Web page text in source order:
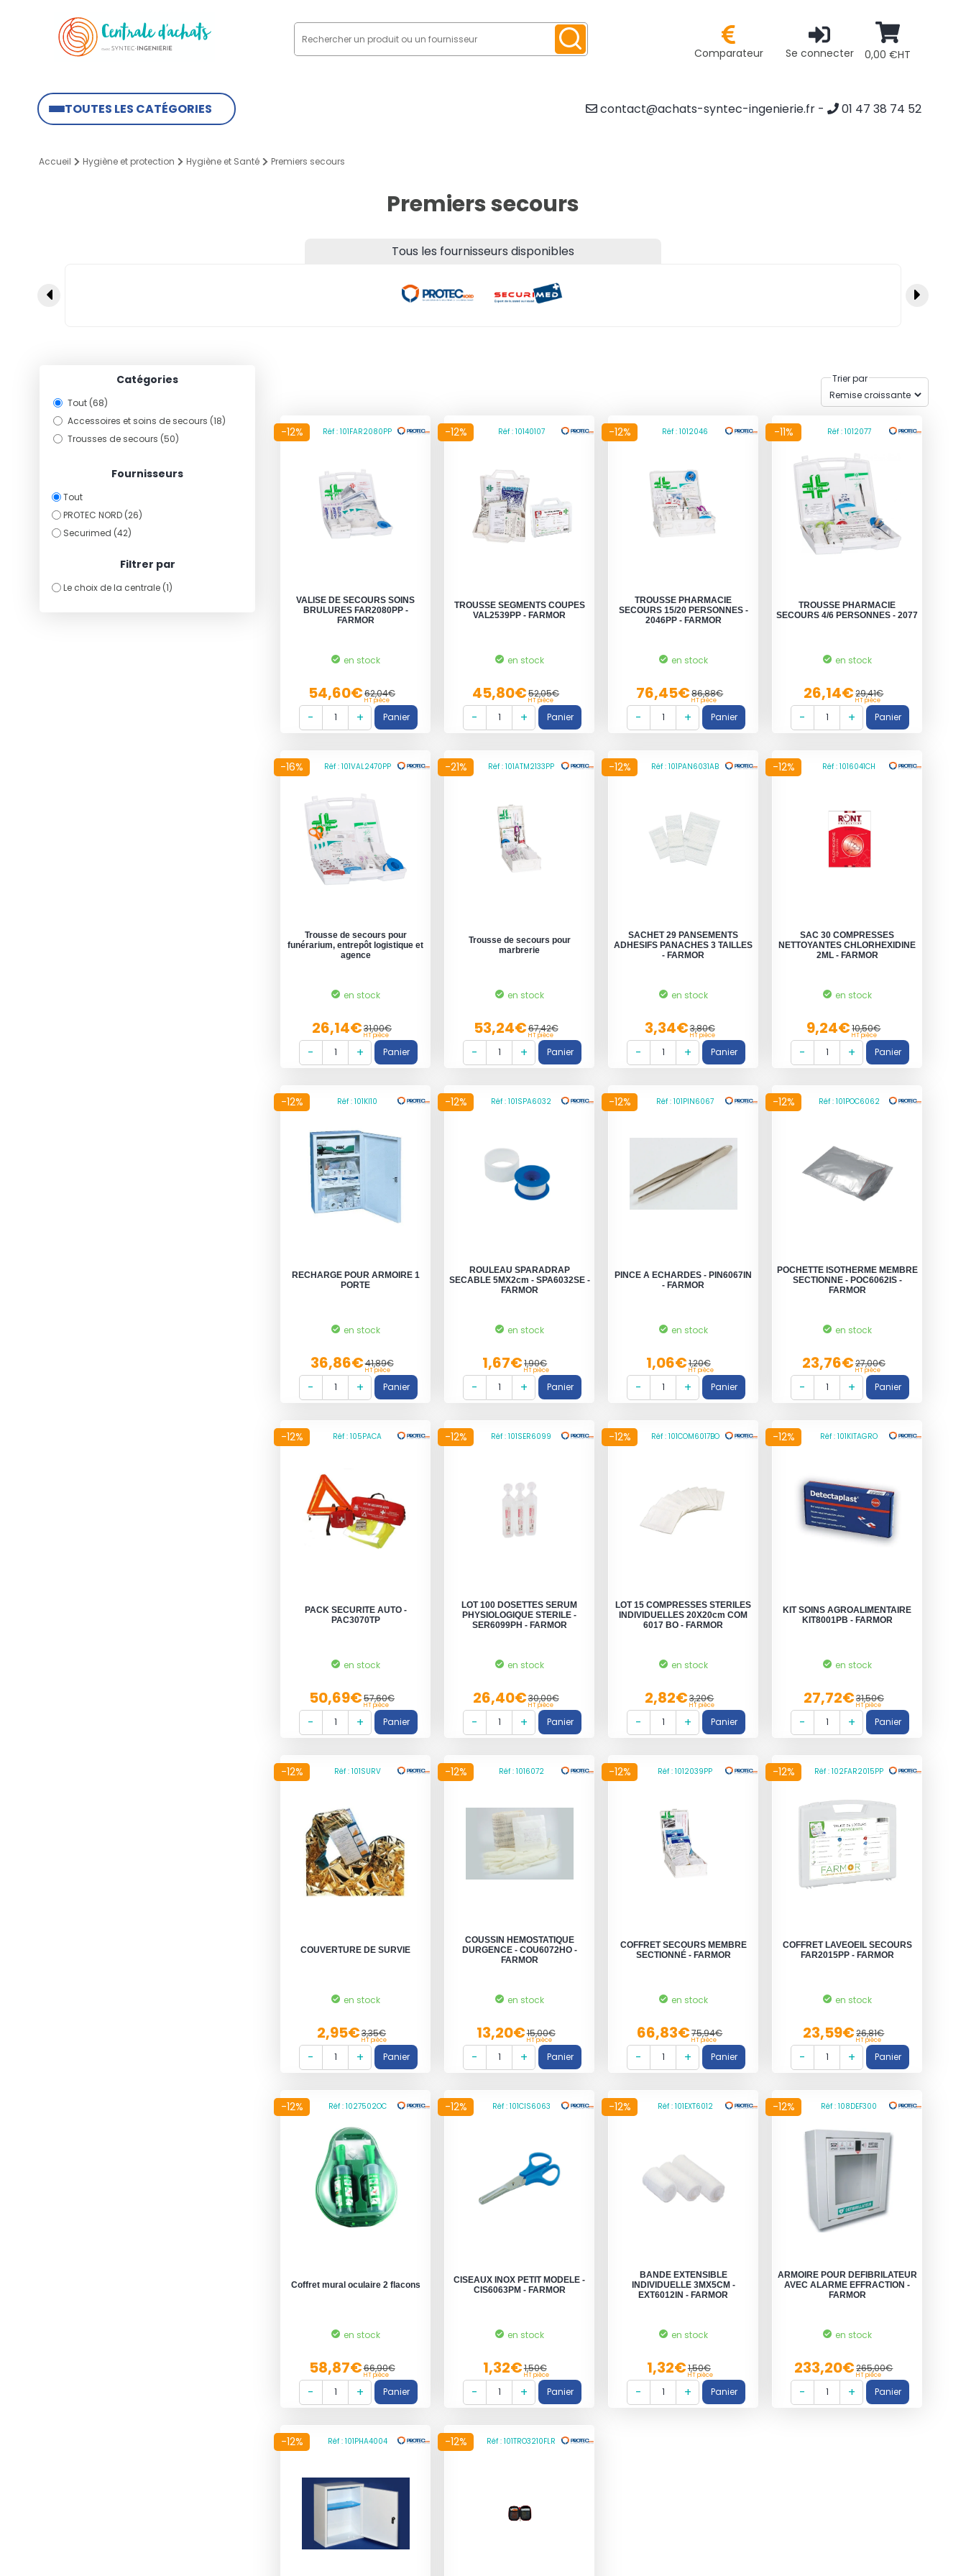
Comparateur Se connecter 0,00 €HT
TOUTES LES CATÉGORIES contact@achats-syntec-ingenierie.fr - 01 47 38 74 52
Accueil Hygiène et protection Hygiène et Santé Premiers secours
Premiers secours
Tous les fournisseurs disponibles
Catégories
Tout (68)
Accessoires et soins de secours (18)
Trousses de secours (50)
Fournisseurs
Tout
PROTEC NORD (26)
Securimed (42)
Filtrer par
Le choix de la centrale (1)
Trier par
-12% Réf : 101FAR2080PP
VALISE DE SECOURS SOINS
BRULURES FAR2080PP -
FARMOR
en stock
54,60€62,04€
HT pièce
-12% Réf : 10140107
TROUSSE SEGMENTS COUPES
VAL2539PP - FARMOR
en stock
45,80€52,05€
HT pièce
-12% Réf : 1012046
TROUSSE PHARMACIE
SECOURS 15/20 PERSONNES -
2046PP - FARMOR
en stock
76,45€86,88€
HT pièce
-11% Réf : 1012077
TROUSSE PHARMACIE
SECOURS 4/6 PERSONNES - 2077
en stock
26,14€29,41€
HT pièce
-16% Réf : 101VAL2470PP
Trousse de secours pour
funérarium, entrepôt logistique et
agence
en stock
26,14€31,00€
HT pièce
-21% Réf : 101ATM2133PP
Trousse de secours pour
marbrerie
en stock
53,24€67,42€
HT pièce
-12% Réf : 101PAN6031AB
SACHET 29 PANSEMENTS
ADHESIFS PANACHES 3 TAILLES
- FARMOR
en stock
3,34€3,80€
HT pièce
-12% Réf : 1016041CH
SAC 30 COMPRESSES
NETTOYANTES CHLORHEXIDINE
2ML - FARMOR
en stock
9,24€10,50€
HT pièce
-12% Réf : 101KI10
RECHARGE POUR ARMOIRE 1
PORTE
en stock
36,86€41,89€
HT pièce
-12% Réf : 101SPA6032
ROULEAU SPARADRAP
SECABLE 5MX2cm - SPA6032SE -
FARMOR
en stock
1,67€1,90€
HT pièce
-12% Réf : 101PIN6067
PINCE A ECHARDES - PIN6067IN
- FARMOR
en stock
1,06€1,20€
HT pièce
-12% Réf : 101POC6062
POCHETTE ISOTHERME MEMBRE
SECTIONNE - POC6062IS -
FARMOR
en stock
23,76€27,00€
HT pièce
-12% Réf : 105PACA
PACK SECURITE AUTO -
PAC3070TP
en stock
50,69€57,60€
HT pièce
-12% Réf : 101SER6099
LOT 100 DOSETTES SERUM
PHYSIOLOGIQUE STERILE -
SER6099PH - FARMOR
en stock
26,40€30,00€
HT pièce
-12% Réf : 101COM6017BO
LOT 15 COMPRESSES STERILES
INDIVIDUELLES 20X20cm COM
6017 BO - FARMOR
en stock
2,82€3,20€
HT pièce
-12% Réf : 101KITAGRO
KIT SOINS AGROALIMENTAIRE
KIT8001PB - FARMOR
en stock
27,72€31,50€
HT pièce
-12% Réf : 101SURV
COUVERTURE DE SURVIE
en stock
2,95€3,35€
HT pièce
-12% Réf : 1016072
COUSSIN HEMOSTATIQUE
DURGENCE - COU6072HO -
FARMOR
en stock
13,20€15,00€
HT pièce
-12% Réf : 1012039PP
COFFRET SECOURS MEMBRE
SECTIONNÉ - FARMOR
en stock
66,83€75,94€
HT pièce
-12% Réf : 102FAR2015PP
COFFRET LAVEOEIL SECOURS
FAR2015PP - FARMOR
en stock
23,59€26,81€
HT pièce
-12% Réf : 1027502OC
Coffret mural oculaire 2 flacons
en stock
58,87€66,90€
HT pièce
-12% Réf : 101CIS6063
CISEAUX INOX PETIT MODELE -
CIS6063PM - FARMOR
en stock
1,32€1,50€
HT pièce
-12% Réf : 101EXT6012
BANDE EXTENSIBLE
INDIVIDUELLE 3MX5CM -
EXT6012IN - FARMOR
en stock
1,32€1,50€
HT pièce
-12% Réf : 108DEF300
ARMOIRE POUR DEFIBRILATEUR
AVEC ALARME EFFRACTION -
FARMOR
en stock
233,20€265,00€
HT pièce
-12% Réf : 101PHA4004 -12% Réf : 101TRO3210FLR